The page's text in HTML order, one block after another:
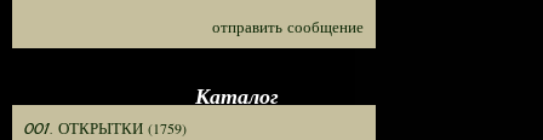
отправить сообщение
Каталог
001. ОТКРЫТКИ (1759)